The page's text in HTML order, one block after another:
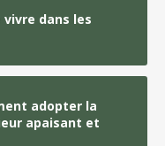
vivre dans les
adopter la
apaisant et